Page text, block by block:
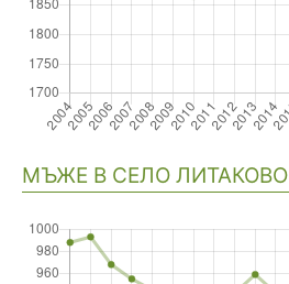
МЪЖЕ В СЕЛО ЛИТАКОВО